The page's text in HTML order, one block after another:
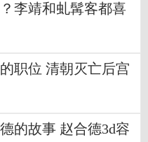
李靖和虬髯客都喜
职位 清朝灭亡后宫
的故事 赵合德3d容